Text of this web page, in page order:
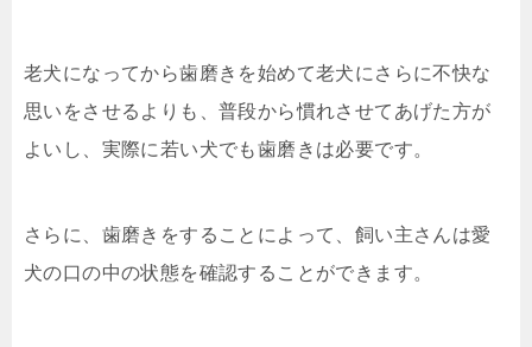
老犬になってから歯磨きを始めて老犬にさらに不快な
思いをさせるよりも、普段から慣れさせてあげた方が
よいし、実際に若い犬でも歯磨きは必要です。
さらに、歯磨きをすることによって、飼い主さんは愛
犬の口の中の状態を確認することができます。